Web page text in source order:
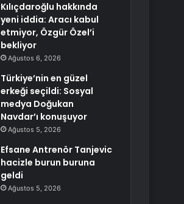
Kılıçdaroğlu hakkında
yeni iddia: Aracı kabul
etmiyor, Özgür Özel’i
bekliyor
Ağustos 6, 2026
Türkiye’nin en güzel
erkeği seçildi: Sosyal
medya Doğukan
Navdar’ı konuşuyor
Ağustos 5, 2026
Efsane Antrenör Tanjevic
hacizle burun buruna
geldi
Ağustos 5, 2026